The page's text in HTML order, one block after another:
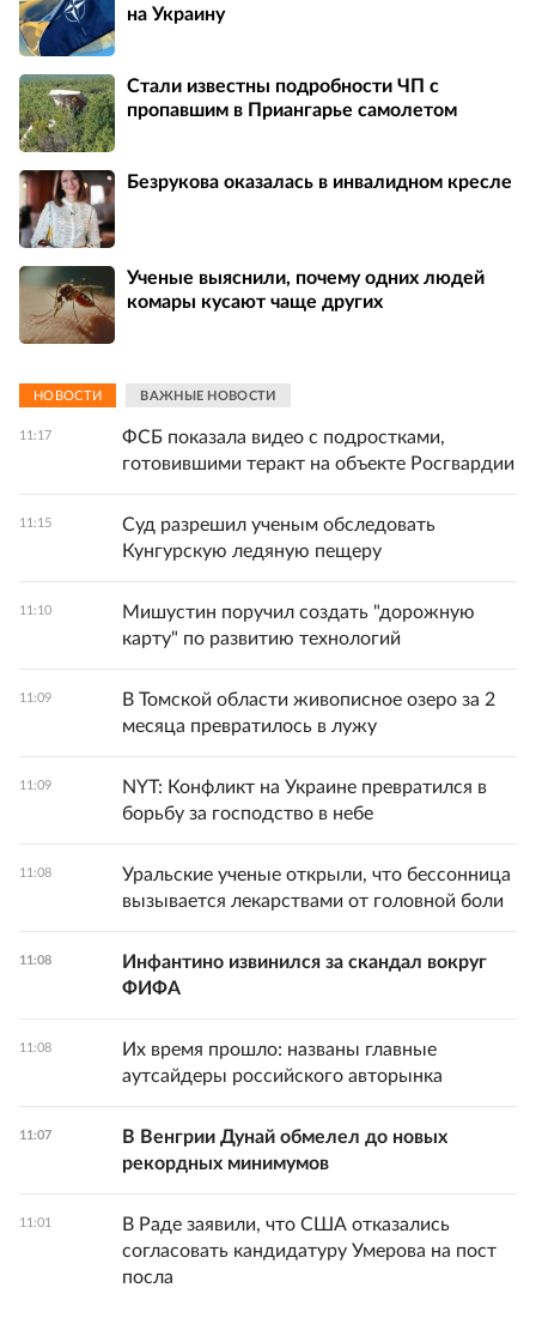
на Украину
Стали известны подробности ЧП с
пропавшим в Приангарье самолетом
Безрукова оказалась в инвалидном кресле
Ученые выяснили, почему одних людей
комары кусают чаще других
НОВОСТИ ВАЖНЫЕ НОВОСТИ
11:17
ФСБ показала видео с подростками,
готовившими теракт на объекте Росгвардии
11:15
Суд разрешил ученым обследовать
Кунгурскую ледяную пещеру
11:10
Мишустин поручил создать "дорожную
карту" по развитию технологий
11:09
В Томской области живописное озеро за 2
месяца превратилось в лужу
11:09
NYT: Конфликт на Украине превратился в
борьбу за господство в небе
11:08
Уральские ученые открыли, что бессонница
вызывается лекарствами от головной боли
11:08
Инфантино извинился за скандал вокруг
ФИФА
11:08
Их время прошло: названы главные
аутсайдеры российского авторынка
11:07
В Венгрии Дунай обмелел до новых
рекордных минимумов
11:01
В Раде заявили, что США отказались
согласовать кандидатуру Умерова на пост
посла